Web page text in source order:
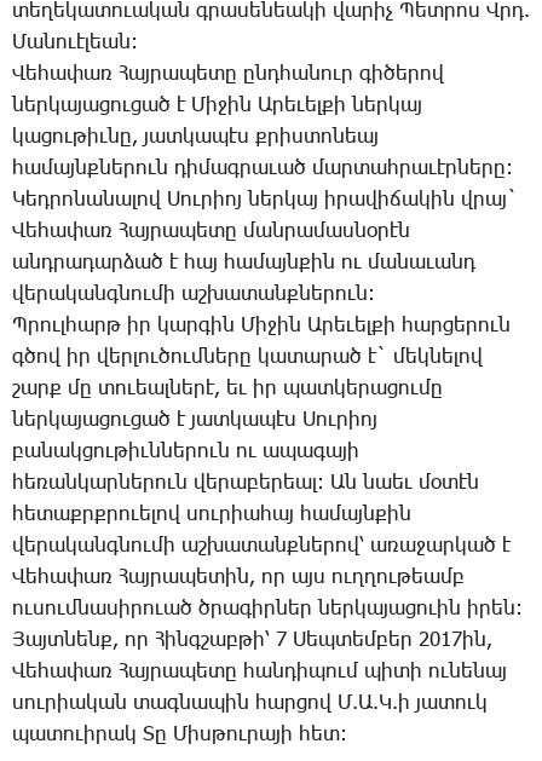
տե­ղե­կա­տո­ւա­կան գրա­սե­նեա­կի վա­րիչ ­Պետ­րոս Վրդ.
­Մա­նուէ­լեան:
­Վե­հա­փառ ­Հայ­րա­պե­տը ընդ­հա­նուր գի­ծե­րով
ներ­կա­յա­ցու­ցած է ­Մի­ջին Ա­րե­ւել­քի ներ­կայ
կա­ցու­թիւ­նը, յատ­կա­պէս քրիս­տո­նեայ
հա­մայնք­նե­րուն դի­մագ­րա­ւած մար­տահ­րա­ւէր­նե­րը:
­Կեդ­րո­նա­նա­լով ­Սու­րիոյ ներ­կայ ի­րա­վի­ճա­կին վրայ`
­Վե­հա­փառ ­Հայ­րա­պե­տը ման­րա­մաս­նօ­րէն
անդ­րա­դար­ձած է հայ հա­մայն­քին ու մա­նա­ւանդ
վե­րա­կանգ­նու­մի աշ­խա­տանք­նե­րուն:
Պ­րուլ­հարթ իր կար­գին ­Մի­ջին Ա­րե­ւել­քի հար­ցե­րուն
գծով իր վեր­լու­ծում­նե­րը կա­տա­րած է` մեկ­նե­լով
շարք մը տո­ւեալ­նե­րէ, եւ իր պատ­կե­րա­ցու­մը
ներ­կա­յա­ցու­ցած է յատ­կա­պէս ­Սու­րիոյ
բա­նակ­ցու­թիւն­նե­րուն ու ա­պա­գա­յի
հե­ռանկար­նե­րուն վե­րա­բե­րեալ: Ան նաեւ մօ­տէն
հե­տաքրք­րո­ւե­լով սու­րիա­հայ հա­մայն­քին
վե­րա­կանգ­նու­մի աշ­խա­տանք­նե­րով՝ ա­ռա­ջար­կած է
­Վե­հա­փառ ­Հայ­րա­պե­տին, որ այս ուղ­ղու­թեամբ
ու­սում­նա­սի­րո­ւած ծրա­գիր­ներ ներ­կա­յա­ցո­ւին ի­րեն:
­Յայտ­նենք, որ ­Հինգ­շաբ­թի՝ 7 ­Սեպ­տեմ­բեր 2017ին,
­Վե­հա­փառ ­Հայ­րա­պե­տը հան­դի­պում պի­տի ու­նե­նայ
սու­րիա­կան տագ­նա­պին հար­ցով Մ.Ա.Կ.ի յա­տուկ
պա­տո­ւի­րակ ­Տը ­Միս­թու­րա­յի հետ: